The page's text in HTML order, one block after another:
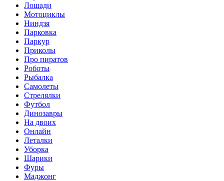
Лошади
Мотоциклы
Ниндзя
Парковка
Паркур
Приколы
Про пиратов
Роботы
Рыбалка
Самолеты
Стрелялки
Футбол
Динозавры
На двоих
Онлайн
Леталки
Уборка
Шарики
Фуры
Маджонг